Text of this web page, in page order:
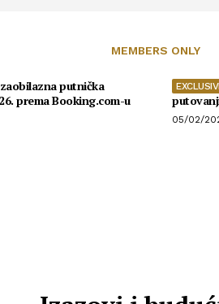
MEMBERS ONLY
putnička
prema Booking.com-u
05/02/